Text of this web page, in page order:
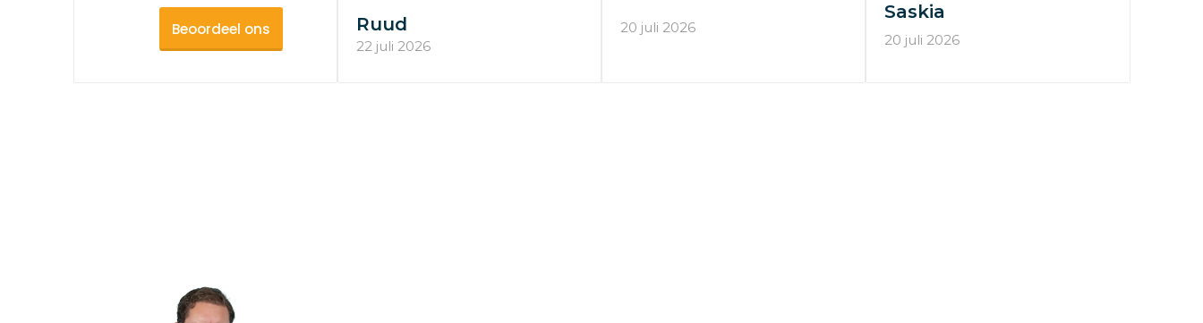
Beoordeel ons Ruud
22 juli 2026
20 juli 2026
Saskia
20 juli 2026